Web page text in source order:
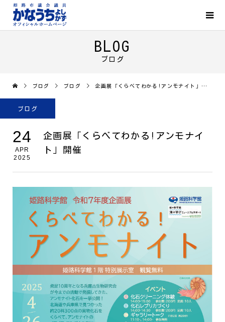
BLOG
ブログ
ブログ ブログ 企画展「くらべてわかる!アンモナイト」開催
ブログ
24
APR
2025
企画展「くらべてわかる!アンモナイ
ト」開催